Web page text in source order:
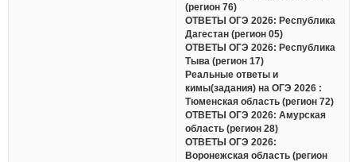
(регион 76)
ОТВЕТЫ ОГЭ 2026: Республика
Дагестан (регион 05)
ОТВЕТЫ ОГЭ 2026: Республика
Тыва (регион 17)
Реальные ответы и
кимы(задания) на ОГЭ 2026 :
Тюменская область (регион 72)
ОТВЕТЫ ОГЭ 2026: Амурская
область (регион 28)
ОТВЕТЫ ОГЭ 2026:
Воронежская область (регион